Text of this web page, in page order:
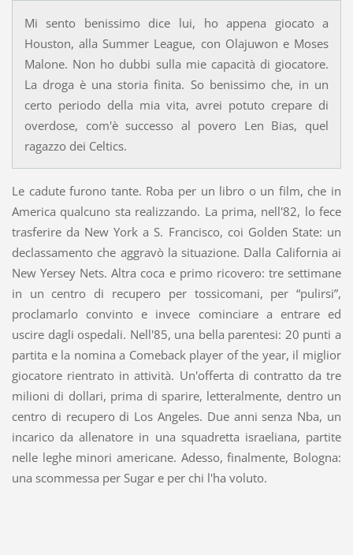
Mi sento benissimo dice lui, ho appena giocato a
Houston, alla Summer League, con Olajuwon e Moses
Malone. Non ho dubbi sulla mie capacità di giocatore.
La droga è una storia finita. So benissimo che, in un
certo periodo della mia vita, avrei potuto crepare di
overdose, com'è successo al povero Len Bias, quel
ragazzo dei Celtics.
Le cadute furono tante. Roba per un libro o un film, che in
America qualcuno sta realizzando. La prima, nell'82, lo fece
trasferire da New York a S. Francisco, coi Golden State: un
declassamento che aggravò la situazione. Dalla California ai
New Yersey Nets. Altra coca e primo ricovero: tre settimane
in un centro di recupero per tossicomani, per “pulirsi”,
proclamarlo convinto e invece cominciare a entrare ed
uscire dagli ospedali. Nell'85, una bella parentesi: 20 punti a
partita e la nomina a Comeback player of the year, il miglior
giocatore rientrato in attività. Un'offerta di contratto da tre
milioni di dollari, prima di sparire, letteralmente, dentro un
centro di recupero di Los Angeles. Due anni senza Nba, un
incarico da allenatore in una squadretta israeliana, partite
nelle leghe minori americane. Adesso, finalmente, Bologna:
una scommessa per Sugar e per chi l'ha voluto.